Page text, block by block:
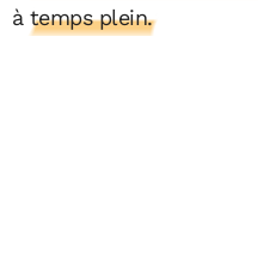
à temps plein.